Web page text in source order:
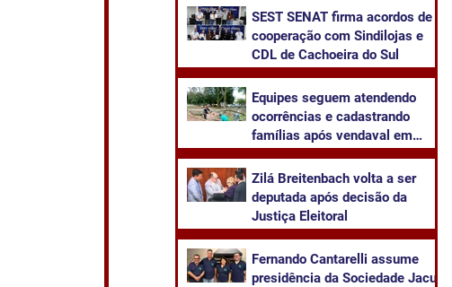
SEST SENAT firma acordos de
cooperação com Sindilojas e
CDL de Cachoeira do Sul
Equipes seguem atendendo
ocorrências e cadastrando
famílias após vendaval em
Zilá Breitenbach volta a ser
deputada após decisão da
Justiça Eleitoral
Fernando Cantarelli assume
presidência da Sociedade Jacuí